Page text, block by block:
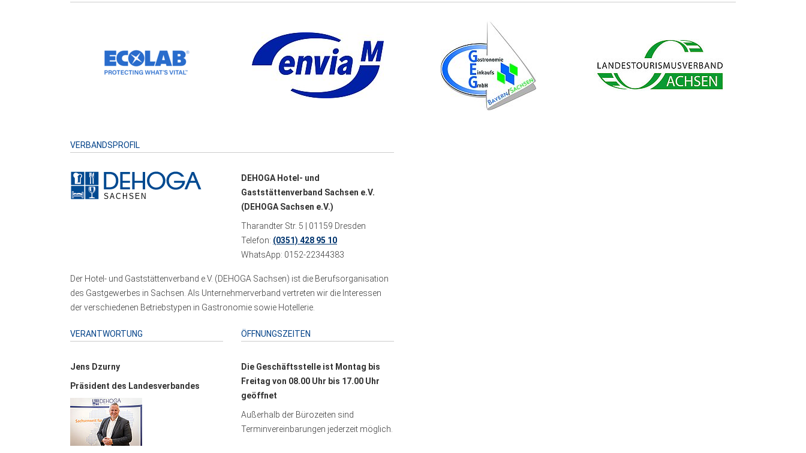
VERBANDSPROFIL
DEHOGA Hotel- und
Gaststättenverband Sachsen e.V.
(DEHOGA Sachsen e.V.)
Tharandter Str. 5 | 01159 Dresden
Telefon: (0351) 428 95 10
WhatsApp: 0152-22344383
Der Hotel- und Gaststättenverband e.V. (DEHOGA Sachsen) ist die Berufsorganisation
des Gastgewerbes in Sachsen. Als Unternehmerverband vertreten wir die Interessen
der verschiedenen Betriebstypen in Gastronomie sowie Hotellerie.
VERANTWORTUNG
Jens Dzurny
Präsident des Landesverbandes
ÖFFNUNGSZEITEN
Die Geschäftsstelle ist Montag bis
Freitag von 08.00 Uhr bis 17.00 Uhr
geöffnet
Außerhalb der Bürozeiten sind
Terminvereinbarungen jederzeit möglich.